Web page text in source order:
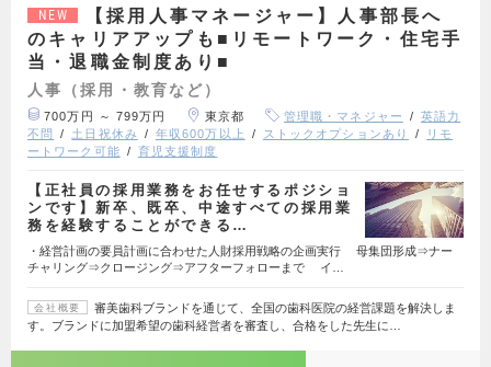
NEW
【採用人事マネージャー】人事部長へ
のキャリアアップも■リモートワーク・住宅手
当・退職金制度あり■
人事（採用・教育など）
700万円 ～ 799万円 東京都 管理職・マネジャー
英語力
不問
土日祝休み 年収600万以上 ストックオプションあり
リモ
ートワーク可能
育児支援制度
【正社員の採用業務をお任せするポジショ
ンです】新卒、既卒、中途すべての採用業
務を経験することができる…
・経営計画の要員計画に合わせた人財採用戦略の企画実行 母集団形成⇒ナー
チャリング⇒クロージング⇒アフターフォローまで イ…
会社概要
審美歯科ブランドを通じて、全国の歯科医院の経営課題を解決しま
す。ブランドに加盟希望の歯科経営者を審査し、合格をした先生に…